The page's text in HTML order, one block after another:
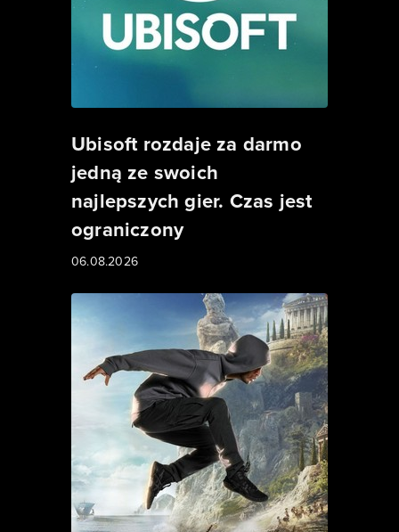
Ubisoft rozdaje za darmo
jedną ze swoich
najlepszych gier. Czas jest
ograniczony
06.08.2026